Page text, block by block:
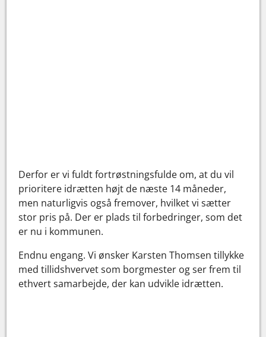
Derfor er vi fuldt fortrøstningsfulde om, at du vil
prioritere idrætten højt de næste 14 måneder,
men naturligvis også fremover, hvilket vi sætter
stor pris på. Der er plads til forbedringer, som det
er nu i kommunen.
Endnu engang. Vi ønsker Karsten Thomsen tillykke
med tillidshvervet som borgmester og ser frem til
ethvert samarbejde, der kan udvikle idrætten.